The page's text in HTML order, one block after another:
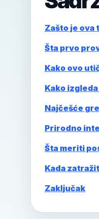
Zašto je ova
Šta prvo
Kako ovo
Kako
Najčešće
Prirodno
Šta meriti
Kada
Zaključak